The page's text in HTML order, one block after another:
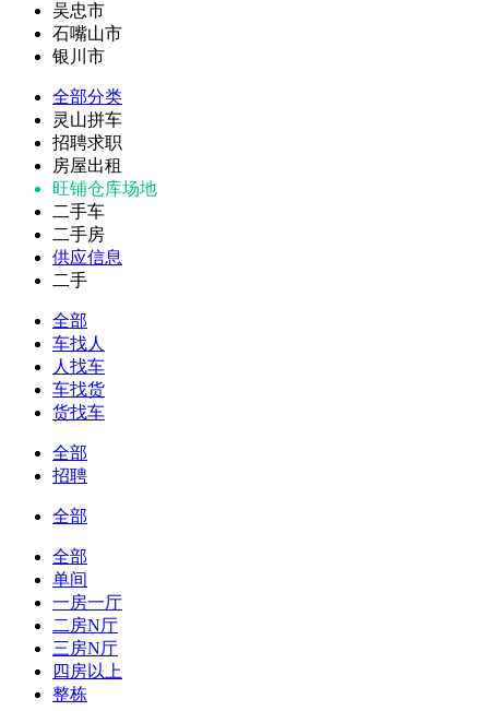
吴忠市
石嘴山市
银川市
全部分类
灵山拼车
招聘求职
房屋出租
旺铺仓库场地
二手车
二手房
供应信息
二手
全部
车找人
人找车
车找货
货找车
全部
招聘
全部
全部
单间
一房一厅
二房N厅
三房N厅
四房以上
整栋